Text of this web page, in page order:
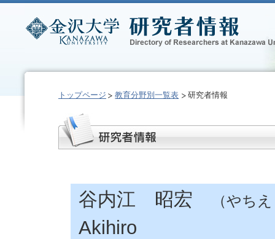
トップページ 教育分野別一覧表 研究者情報
谷内江 昭宏 （やち
Akihiro